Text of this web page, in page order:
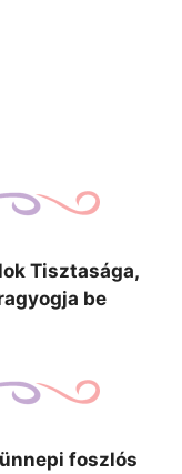
Tisztasága,
be
foszlós